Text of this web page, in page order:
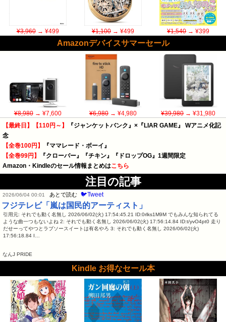
¥3,960→ ¥499 ¥1,100→ ¥499 ¥1,540→ ¥399
Amazonデバイスサマーセール
¥8,980→ ¥7,600 ¥6,980→ ¥4,980 ¥39,980→ ¥31,980
【最終日】【110円～】
『ジャンケットバンク』×『LIAR GAME』 Wアニメ化記
念
【全巻100円】
『ママレード・ボーイ』
【全巻99円】
『クローバー』『チキン』『ドロップOG』1週間限定
Amazon・Kindleのセール情報まとめはこちら
注目の記事
2026/06/04 00:01 あとで読む 🐦Tweet
フジテレビ「嵐は国民的アーティスト」
引用元: それでも動く名無し 2026/06/02(火) 17:54:45.21 ID:0rlks1M9M でもみんな知られてる
ような曲一つもないよね 2: それでも動く名無し 2026/06/02(火) 17:56:14.84 ID:t/yvO4pt0 走り
だせーってやつとラブソースイートは有名やろ 3: それでも動く名無し 2026/06/02(火)
17:56:18.84 I…
なんJ PRIDE
Kindle お得なセール本